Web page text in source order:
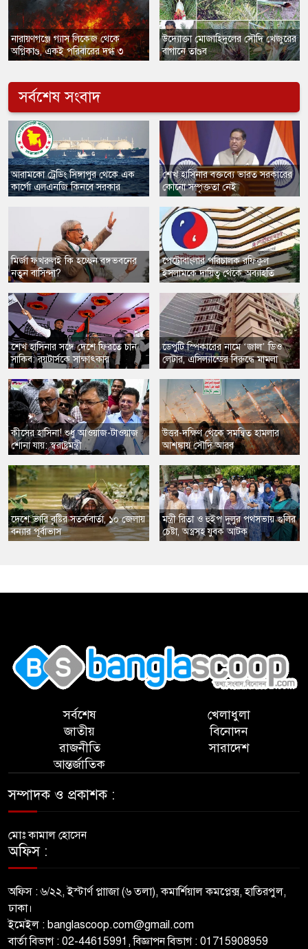
নারায়ণগঞ্জে গ্যাস লিকেজ থেকে
অগ্নিকাণ্ড, একই পরিবারের দগ্ধ ৩
উদ্যোক্তা মোজাহিদুলের সৌদি খেজুরের
বাগানে তাণ্ডব
সর্বশেষ সংবাদ
​আরামকো ট্রেডিং সিঙ্গাপুর থেকে এক
কার্গো এলএনজি কিনবে সরকার
মির্জা ফখরুলই কি হচ্ছেন বঙ্গভবনের
নতুন বাসিন্দা?
​শেখ হাসিনার সঙ্গে দেশে ফিরতে চান
সাকিব: রয়টার্সকে সাক্ষাৎকার
​কীসের হাসিনা! শুধু আওয়াজ-টাওয়াজ
শোনা যায়: স্বরাষ্ট্রমন্ত্রী
​দেশে ভারি বৃষ্টির সতর্কবার্তা, ১০ জেলায়
বন্যার পূর্বাভাস
শেখ হাসিনার বক্তব্যে ভারত সরকারের
কোনো সম্পৃক্ততা নেই
​পেট্রোবাংলার পরিচালক রফিকুল
ইসলামকে দায়িত্ব থেকে অব্যাহতি
​ডেপুটি স্পিকারের নামে ‘জাল’ ডিও
লেটার, এসিল্যান্ডের বিরুদ্ধে মামলা
​উত্তর-দক্ষিণ থেকে সমন্বিত হামলার
আশঙ্কায় সৌদি আরব
​মন্ত্রী রিতা ও হুইপ দুলুর পথসভায় গুলির
চেষ্টা, অস্ত্রসহ যুবক আটক
সর্বশেষ
জাতীয়
রাজনীতি
আন্তর্জাতিক
খেলাধুলা
বিনোদন
সারাদেশ
সম্পাদক ও প্রকাশক :
মোঃ কামাল হোসেন
অফিস :
অফিস : ৬/২২, ইস্টার্ণ প্লাাজা (৬ তলা), কমার্শিয়াল কমপ্লেক্স, হাতিরপুল,
ঢাকা।
ইমেইল : banglascoop.com@gmail.com
বার্তা বিভাগ : 02-44615991, বিজ্ঞাপন বিভাগ : 01715908959